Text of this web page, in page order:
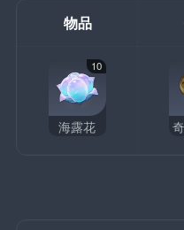
物品
10
海露花